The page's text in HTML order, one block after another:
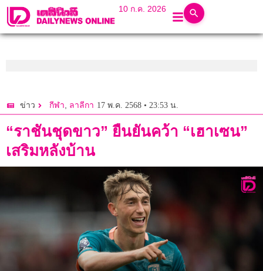
10 ก.ค. 2026
ข่าว กีฬา, ลาลีกา 17 พ.ค. 2568 • 23:53 น.
“ราชันชุดขาว” ยืนยันคว้า “เฮาเซน”
เสริมหลังบ้าน